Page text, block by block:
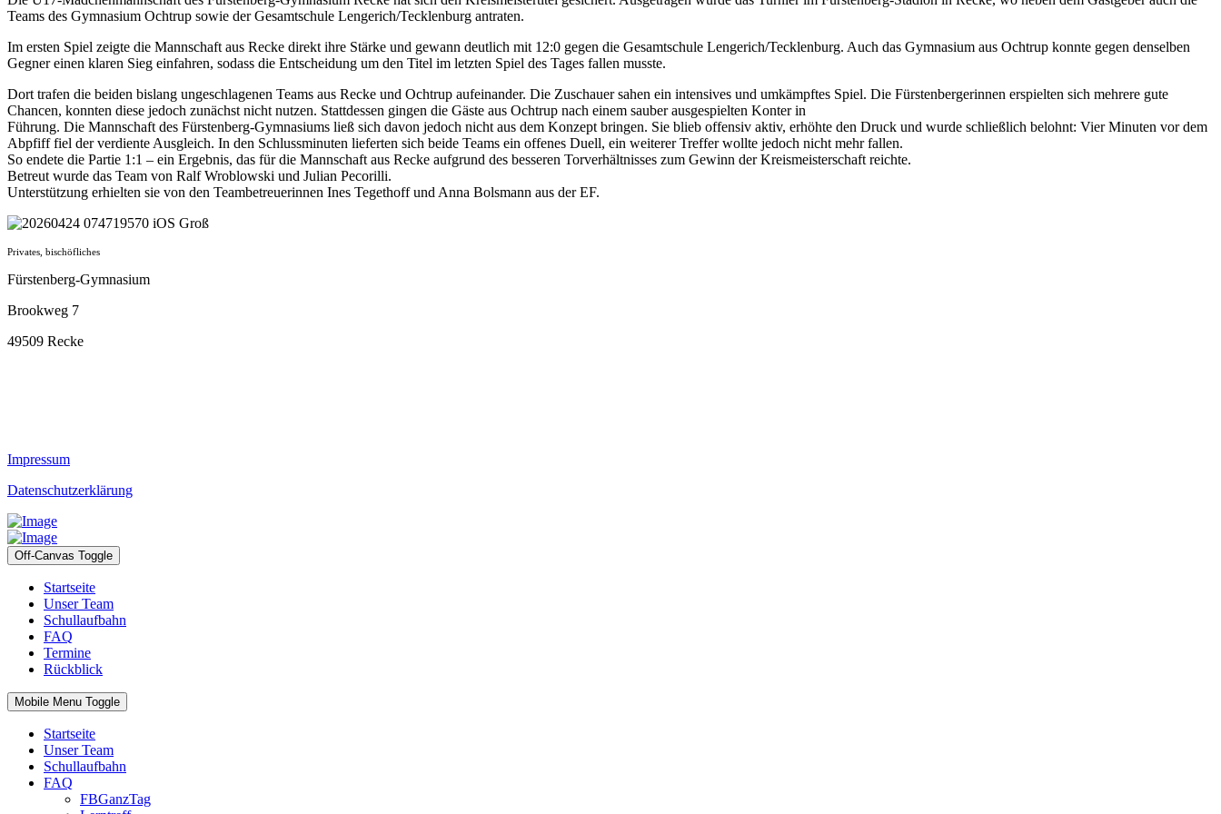
Teams des Gymnasium Ochtrup sowie der Gesamtschule Lengerich/Tecklenburg antraten.
Im ersten Spiel zeigte die Mannschaft aus Recke direkt ihre Stärke und gewann deutlich mit 12:0 gegen die Gesamtschule Lengerich/Tecklenburg. Auch das Gymnasium aus Ochtrup konnte gegen denselben
Gegner einen klaren Sieg einfahren, sodass die Entscheidung um den Titel im letzten Spiel des Tages fallen musste.
Dort trafen die beiden bislang ungeschlagenen Teams aus Recke und Ochtrup aufeinander. Die Zuschauer sahen ein intensives und umkämpftes Spiel. Die Fürstenbergerinnen erspielten sich mehrere gute
Chancen, konnten diese jedoch zunächst nicht nutzen. Stattdessen gingen die Gäste aus Ochtrup nach einem sauber ausgespielten Konter in
Führung. Die Mannschaft des Fürstenberg-Gymnasiums ließ sich davon jedoch nicht aus dem Konzept bringen. Sie blieb offensiv aktiv, erhöhte den Druck und wurde schließlich belohnt: Vier Minuten vor dem
Abpfiff fiel der verdiente Ausgleich. In den Schlussminuten lieferten sich beide Teams ein offenes Duell, ein weiterer Treffer wollte jedoch nicht mehr fallen.
So endete die Partie 1:1 – ein Ergebnis, das für die Mannschaft aus Recke aufgrund des besseren Torverhältnisses zum Gewinn der Kreismeisterschaft reichte.
Betreut wurde das Team von Ralf Wroblowski und Julian Pecorilli.
Unterstützung erhielten sie von den Teambetreuerinnen Ines Tegethoff und Anna Bolsmann aus der EF.
Privates, bischöfliches
Fürstenberg-Gymnasium
Brookweg 7
49509 Recke
Impressum
Datenschutzerklärung
Off-Canvas Toggle
Startseite
Unser Team
Schullaufbahn
FAQ
Termine
Rückblick
Mobile Menu Toggle
Startseite
Unser Team
Schullaufbahn
FAQ
FBGanzTag